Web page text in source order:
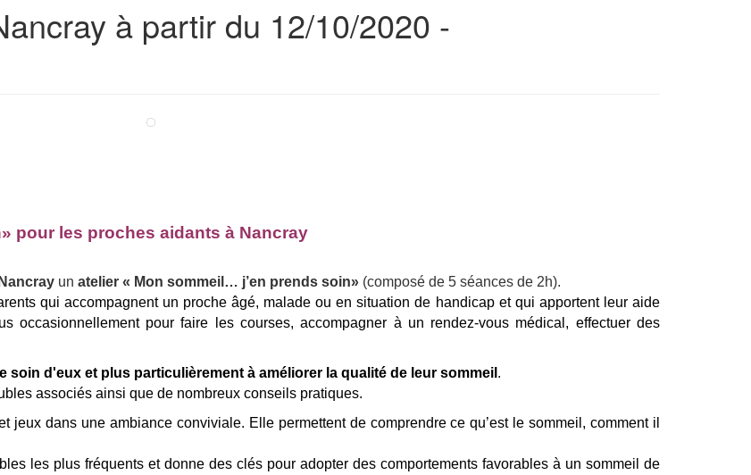
à partir du 12/10/2020 -
pour les proches aidants à Nancray
Nancray un atelier « Mon sommeil… j’en prends soin» (composé de 5 séances de 2h).
qui accompagnent un proche âgé, malade ou en situation de handicap et qui apportent leur aide
pour faire les courses, accompagner à un rendez-vous médical, effectuer des
soin d'eux et plus particulièrement à améliorer la qualité de leur sommeil .
associés ainsi que de nombreux conseils pratiques.
jeux dans une ambiance conviviale. Elle permettent de comprendre ce qu’est le sommeil, comment il
les plus fréquents et donne des clés pour adopter des comportements favorables à un sommeil de